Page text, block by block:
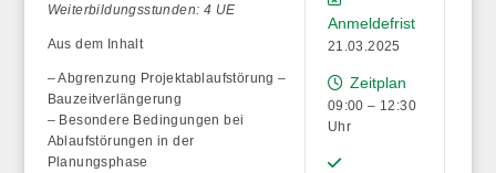
Weiterbildungsstunden: 4 UE
Aus dem Inhalt
– Abgrenzung Projektablaufstörung –
Bauzeitverlängerung
– Besondere Bedingungen bei
Ablaufstörungen in der
Planungsphase
Anmeldefrist
21.03.2025
Zeitplan
09:00 – 12:30
Uhr